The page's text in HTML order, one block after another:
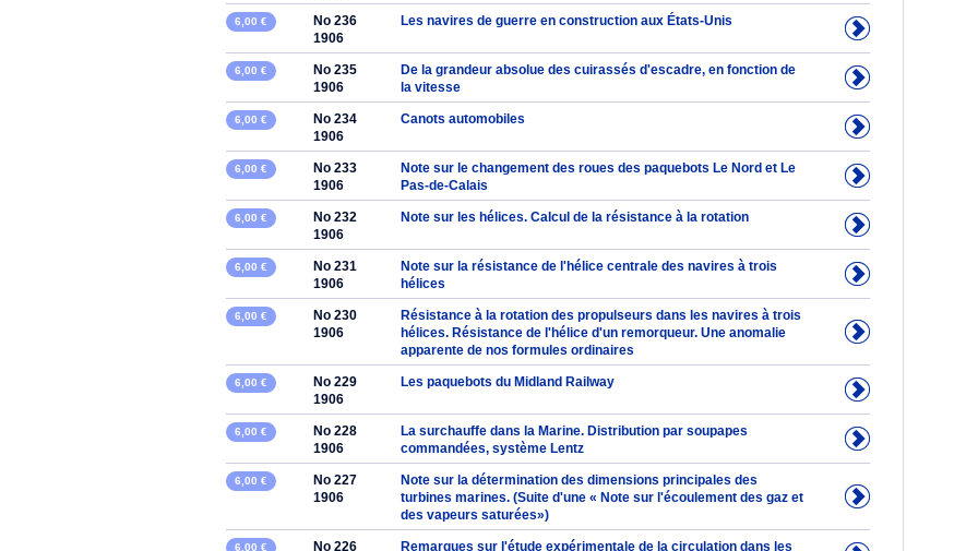
6,00 €
No 236
1906
Les navires de guerre en construction aux États-Unis
6,00 €
No 235
1906
De la grandeur absolue des cuirassés d'escadre, en fonction de
la vitesse
6,00 €
No 234
1906
Canots automobiles
6,00 €
No 233
1906
Note sur le changement des roues des paquebots Le Nord et Le
Pas-de-Calais
6,00 €
No 232
1906
Note sur les hélices. Calcul de la résistance à la rotation
6,00 €
No 231
1906
Note sur la résistance de l'hélice centrale des navires à trois
hélices
6,00 €
No 230
1906
Résistance à la rotation des propulseurs dans les navires à trois
hélices. Résistance de l'hélice d'un remorqueur. Une anomalie
apparente de nos formules ordinaires
6,00 €
No 229
1906
Les paquebots du Midland Railway
6,00 €
No 228
1906
La surchauffe dans la Marine. Distribution par soupapes
commandées, système Lentz
6,00 €
No 227
1906
Note sur la détermination des dimensions principales des
turbines marines. (Suite d'une « Note sur l'écoulement des gaz et
des vapeurs saturées»)
6,00 € No 226 Remarques sur l'étude expérimentale de la circulation dans les